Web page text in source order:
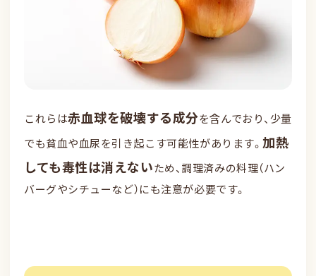
これらは赤血球を破壊する成分を含んでおり、少量
でも貧血や血尿を引き起こす可能性があります。加熱
しても毒性は消えないため、調理済みの料理（ハン
バーグやシチューなど）にも注意が必要です。